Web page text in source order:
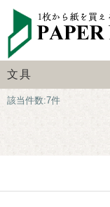
文具
該当件数:7件